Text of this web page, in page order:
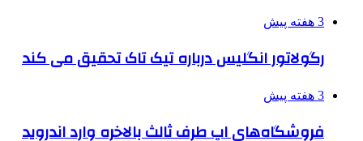
3 هفته پیش
رگولاتور انگلیس درباره تیک تاک تحقیق می کند
3 هفته پیش
فروشگاه‌های اپ طرف ثالث بالاخره وارد اندروید